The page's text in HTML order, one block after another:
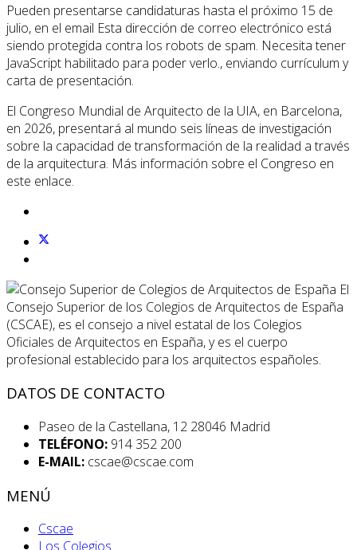
Pueden presentarse candidaturas hasta el próximo 15 de
julio, en el email Esta dirección de correo electrónico está
siendo protegida contra los robots de spam. Necesita tener
JavaScript habilitado para poder verlo., enviando currículum y
carta de presentación.
El Congreso Mundial de Arquitecto de la UIA, en Barcelona,
en 2026, presentará al mundo seis líneas de investigación
sobre la capacidad de transformación de la realidad a través
de la arquitectura. Más información sobre el Congreso en
este enlace.
El
Consejo Superior de los Colegios de Arquitectos de España
(CSCAE), es el consejo a nivel estatal de los Colegios
Oficiales de Arquitectos en España, y es el cuerpo
profesional establecido para los arquitectos españoles.
DATOS DE CONTACTO
Paseo de la Castellana, 12 28046 Madrid
TELÉFONO: 914 352 200
E-MAIL: cscae@cscae.com
MENÚ
Cscae
Los Colegios